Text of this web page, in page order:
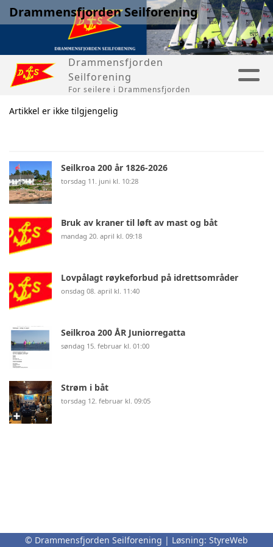
Drammensfjorden Seilforening
Drammensfjorden
Seilforening
For seilere i Drammensfjorden
Artikkel er ikke tilgjengelig
Seilkroa 200 år 1826-2026
torsdag 11. juni kl. 10:28
Bruk av kraner til løft av mast og båt
mandag 20. april kl. 09:18
Lovpålagt røykeforbud på idrettsområder
onsdag 08. april kl. 11:40
Seilkroa 200 ÅR Juniorregatta
søndag 15. februar kl. 01:00
Strøm i båt
torsdag 12. februar kl. 09:05
© Drammensfjorden Seilforening | Løsning: StyreWeb